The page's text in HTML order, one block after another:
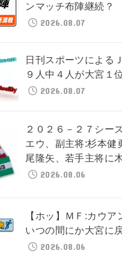
ンマッチ布陣継続？
2026.08.07
日刊スポーツによる
９人中４人が大宮１
2026.08.07
２０２６－２７シー
エウ、副主将:杉本健
尾隆矢、若手主将に
2026.08.06
【ホッ】ＭＦ:カウア
いつの間にか大宮に
2026.08.06